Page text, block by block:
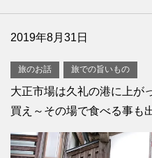
2019年8月31日
旅のお話 旅での旨いもの
大正市場は久礼の港に上が
買え～その場で食べる事も